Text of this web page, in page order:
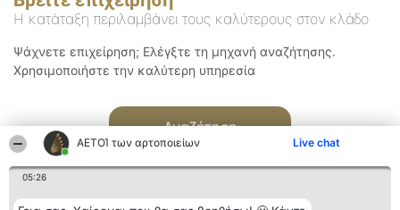
ΑΕΤΟΊ των αρτοποιείων Live chat
05:26
Η κατάταξη περιλαμβάνει τους καλύτερους στον κλάδο
Ψάχνετε επιχείρηση; Ελέγξτε τη μηχανή αναζήτησης.
Χρησιμοποιήστε την καλύτερη υπηρεσία
Αναζήτηση